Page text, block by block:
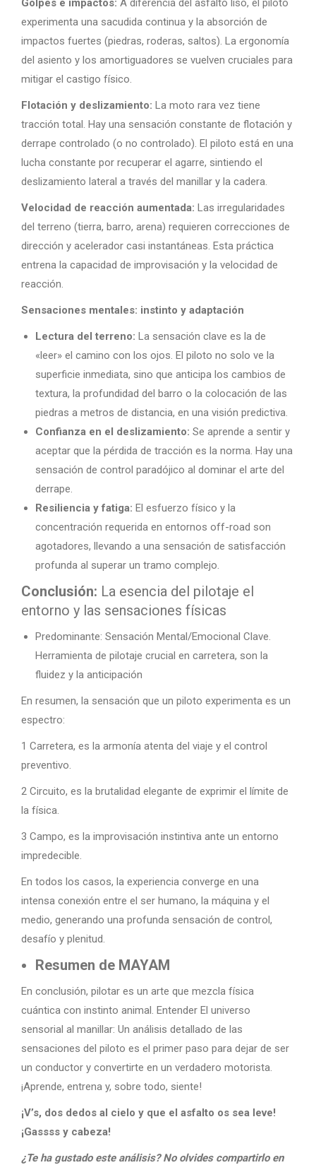
Golpes e impactos: A diferencia del asfalto liso, el piloto
experimenta una sacudida continua y la absorción de
impactos fuertes (piedras, roderas, saltos). La ergonomía
del asiento y los amortiguadores se vuelven cruciales para
mitigar el castigo físico.
Flotación y deslizamiento: La moto rara vez tiene
tracción total. Hay una sensación constante de flotación y
derrape controlado (o no controlado). El piloto está en una
lucha constante por recuperar el agarre, sintiendo el
deslizamiento lateral a través del manillar y la cadera.
Velocidad de reacción aumentada: Las irregularidades
del terreno (tierra, barro, arena) requieren correcciones de
dirección y acelerador casi instantáneas. Esta práctica
entrena la capacidad de improvisación y la velocidad de
reacción.
Sensaciones mentales: instinto y adaptación
Lectura del terreno: La sensación clave es la de
«leer» el camino con los ojos. El piloto no solo ve la
superficie inmediata, sino que anticipa los cambios de
textura, la profundidad del barro o la colocación de las
piedras a metros de distancia, en una visión predictiva.
Confianza en el deslizamiento: Se aprende a sentir y
aceptar que la pérdida de tracción es la norma. Hay una
sensación de control paradójico al dominar el arte del
derrape.
Resiliencia y fatiga: El esfuerzo físico y la
concentración requerida en entornos off-road son
agotadores, llevando a una sensación de satisfacción
profunda al superar un tramo complejo.
Conclusión: La esencia del pilotaje el
entorno y las sensaciones físicas
Predominante: Sensación Mental/Emocional Clave.
Herramienta de pilotaje crucial en carretera, son la
fluidez y la anticipación
En resumen, la sensación que un piloto experimenta es un
espectro:
1 Carretera, es la armonía atenta del viaje y el control
preventivo.
2 Circuito, es la brutalidad elegante de exprimir el límite de
la física.
3 Campo, es la improvisación instintiva ante un entorno
impredecible.
En todos los casos, la experiencia converge en una
intensa conexión entre el ser humano, la máquina y el
medio, generando una profunda sensación de control,
desafío y plenitud.
Resumen de MAYAM
En conclusión, pilotar es un arte que mezcla física
cuántica con instinto animal. Entender El universo
sensorial al manillar: Un análisis detallado de las
sensaciones del piloto es el primer paso para dejar de ser
un conductor y convertirte en un verdadero motorista.
¡Aprende, entrena y, sobre todo, siente!
¡V’s, dos dedos al cielo y que el asfalto os sea leve!
¡Gassss y cabeza!
¿Te ha gustado este análisis? No olvides compartirlo en